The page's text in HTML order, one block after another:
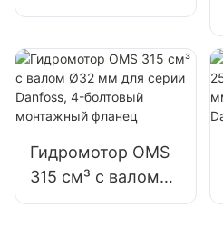
серии OMT/BMT
см³ для Danfoss
Гидромотор OMS
315 см³ с валом
Ø32 мм для серии